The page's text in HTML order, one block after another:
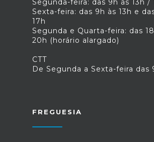
Segunda-feira: das 9h às 13h /
Sexta-feira: das 9h às 13h e
17h
Segunda e Quarta-feira: das
20h (horário alargado)
CTT
De Segunda a Sexta-feira das
FREGUESIA